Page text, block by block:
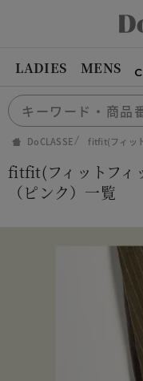
LADIES MENS
DoCLASSE fitfit(フィッ
fitfit(フィットフィ
（ピンク）一覧